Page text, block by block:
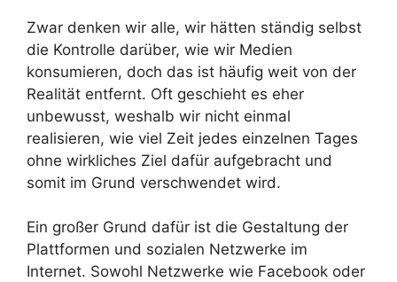
Zwar denken wir alle, wir hätten ständig selbst
die Kontrolle darüber, wie wir Medien
konsumieren, doch das ist häufig weit von der
Realität entfernt. Oft geschieht es eher
unbewusst, weshalb wir nicht einmal
realisieren, wie viel Zeit jedes einzelnen Tages
ohne wirkliches Ziel dafür aufgebracht und
somit im Grund verschwendet wird.
Ein großer Grund dafür ist die Gestaltung der
Plattformen und sozialen Netzwerke im
Internet. Sowohl Netzwerke wie Facebook oder